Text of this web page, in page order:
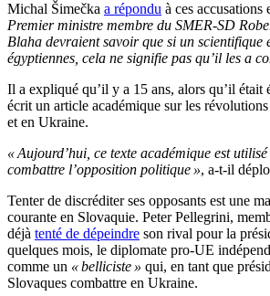
Michal Šimečka a répondu à ces
Premier ministre membre du SMER-SD
Blaha devraient savoir que si un scientifique
égyptiennes, cela ne signifie pas qu’il les a
Il a expliqué qu’il y a 15 ans, alors qu’il
écrit un article académique sur les
et en Ukraine.
« Aujourd’hui, ce texte académique est
combattre l’opposition politique », a-t-il
Tenter de discréditer ses opposants est une
courante en Slovaquie. Peter Pellegrini,
déjà tenté de dépeindre son rival pour la
quelques mois, le diplomate pro-UE
comme un « belliciste » qui, en tant que
Slovaques combattre en Ukraine.